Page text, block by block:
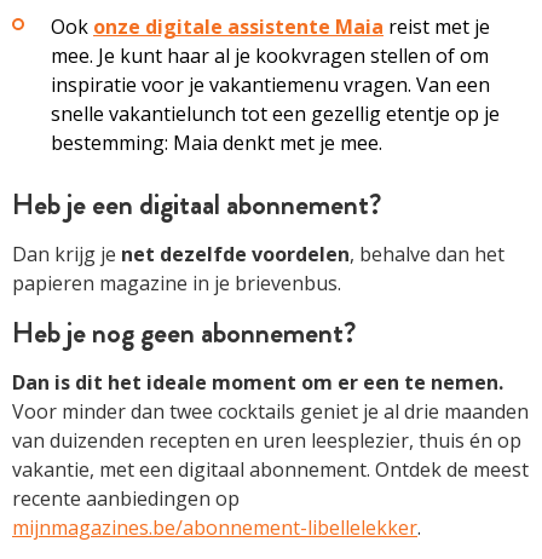
Ook onze digitale assistente Maia reist met je
mee. Je kunt haar al je kookvragen stellen of om
inspiratie voor je vakantiemenu vragen. Van een
snelle vakantielunch tot een gezellig etentje op je
bestemming: Maia denkt met je mee.
Heb je een digitaal abonnement?
Dan krijg je net dezelfde voordelen, behalve dan het
papieren magazine in je brievenbus.
Heb je nog geen abonnement?
Dan is dit het ideale moment om er een te nemen.
Voor minder dan twee cocktails geniet je al drie maanden
van duizenden recepten en uren leesplezier, thuis én op
vakantie, met een digitaal abonnement. Ontdek de meest
recente aanbiedingen op
mijnmagazines.be/abonnement-libellelekker.